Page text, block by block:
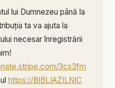
lui Dumnezeu până la
ta va ajuta la
necesar înregistrării
3cs3fm
https://BIBLIAZILNIC